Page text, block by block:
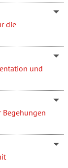
die
und
Begehungen